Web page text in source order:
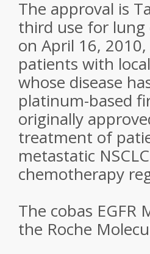
The approval is
third use for lung
on April 16,
patients with
whose disease
platinum-based
originally
treatment of
metastatic
chemotherapy
The cobas
the Roche